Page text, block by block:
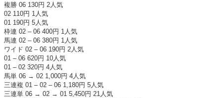
複勝 06 130円 2人気
02 110円 1人気
01 190円 5人気
枠連 02 – 06 400円 1人気
馬連 02 – 06 380円 1人気
ワイド 02 – 06 190円 2人気
01 – 06 620円 10人気
01 – 02 320円 4人気
馬単 06 → 02 1,000円 4人気
三連複 01 – 02 – 06 1,180円 5人気
三連単 06 → 02 → 01 5,450円 21人気